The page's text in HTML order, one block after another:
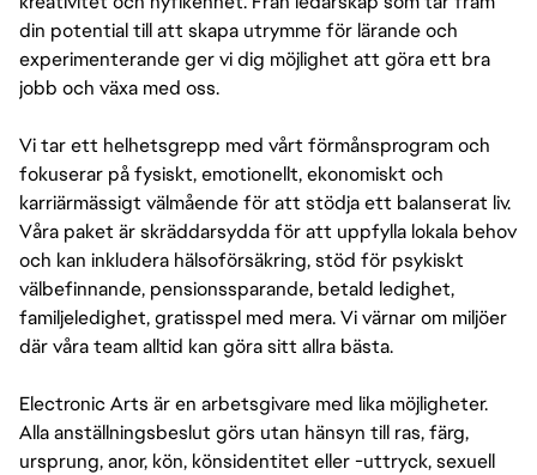
din potential till att skapa utrymme för lärande och
experimenterande ger vi dig möjlighet att göra ett bra
jobb och växa med oss.
Vi tar ett helhetsgrepp med vårt förmånsprogram och
fokuserar på fysiskt, emotionellt, ekonomiskt och
karriärmässigt välmående för att stödja ett balanserat liv.
Våra paket är skräddarsydda för att uppfylla lokala behov
och kan inkludera hälsoförsäkring, stöd för psykiskt
välbefinnande, pensionssparande, betald ledighet,
familjeledighet, gratisspel med mera. Vi värnar om miljöer
där våra team alltid kan göra sitt allra bästa.
Electronic Arts är en arbetsgivare med lika möjligheter.
Alla anställningsbeslut görs utan hänsyn till ras, färg,
ursprung, anor, kön, könsidentitet eller -uttryck, sexuell